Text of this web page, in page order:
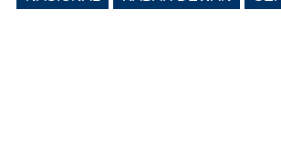
(0 Reply(s))